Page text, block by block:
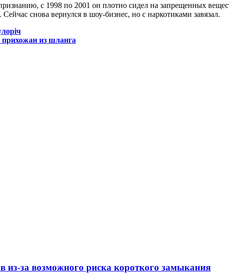
с 1998 по 2001 он плотно сидел на запрещенных
снова вернулся в шоу-бизнес, но с наркотиками завязал.
из шланга
из-за возможного риска короткого замыкания